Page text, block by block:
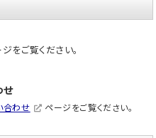
をご覧ください。
せ
合わせ ページをご覧ください。